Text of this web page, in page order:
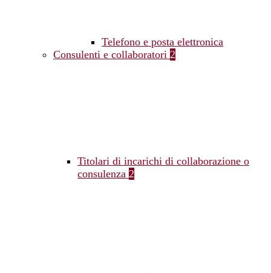
Telefono e posta elettronica
Consulenti e collaboratori 2
Titolari di incarichi di collaborazione o
consulenza 2